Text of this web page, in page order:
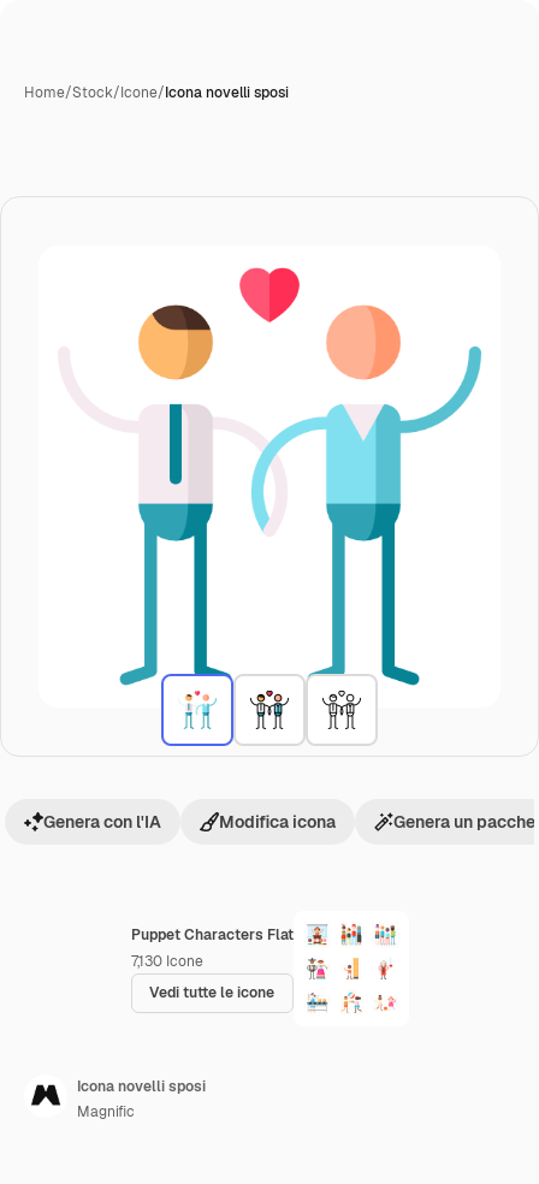
Home/Stock/Icone/Icona novelli sposi
Puppet Characters Flat
7,130 Icone
Vedi tutte le icone
Genera con l'IA Modifica icona Genera un
Icona novelli sposi
Magnific